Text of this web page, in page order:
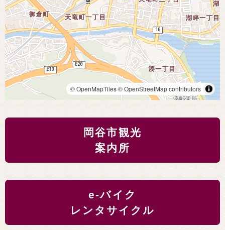
© OpenMapTiles© OpenStreetMap contributors
岡谷市観光
案内所
e-バイク
レンタサイクル